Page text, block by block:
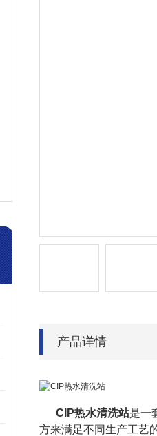
产品详情
CIP热水清洗站是一
方来满足不同生产工艺